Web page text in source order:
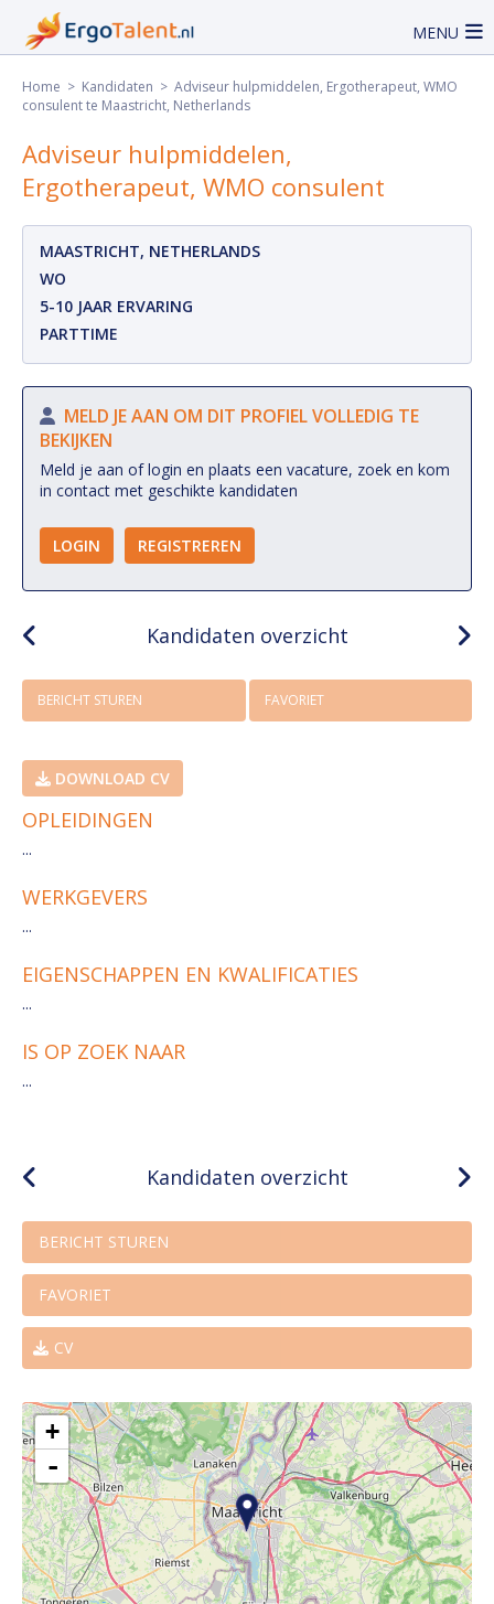
MENU
Home > Kandidaten > Adviseur hulpmiddelen, Ergotherapeut, WMO
consulent te Maastricht, Netherlands
Adviseur hulpmiddelen,
Ergotherapeut, WMO consulent
MAASTRICHT, NETHERLANDS
WO
5-10 JAAR ERVARING
PARTTIME
MELD JE AAN OM DIT PROFIEL VOLLEDIG TE
BEKIJKEN
Meld je aan of login en plaats een vacature, zoek en kom
in contact met geschikte kandidaten
LOGIN REGISTREREN
Kandidaten overzicht
BERICHT STUREN FAVORIET
DOWNLOAD CV
OPLEIDINGEN
...
WERKGEVERS
...
EIGENSCHAPPEN EN KWALIFICATIES
...
IS OP ZOEK NAAR
...
Kandidaten overzicht
BERICHT STUREN
FAVORIET
CV
+
-